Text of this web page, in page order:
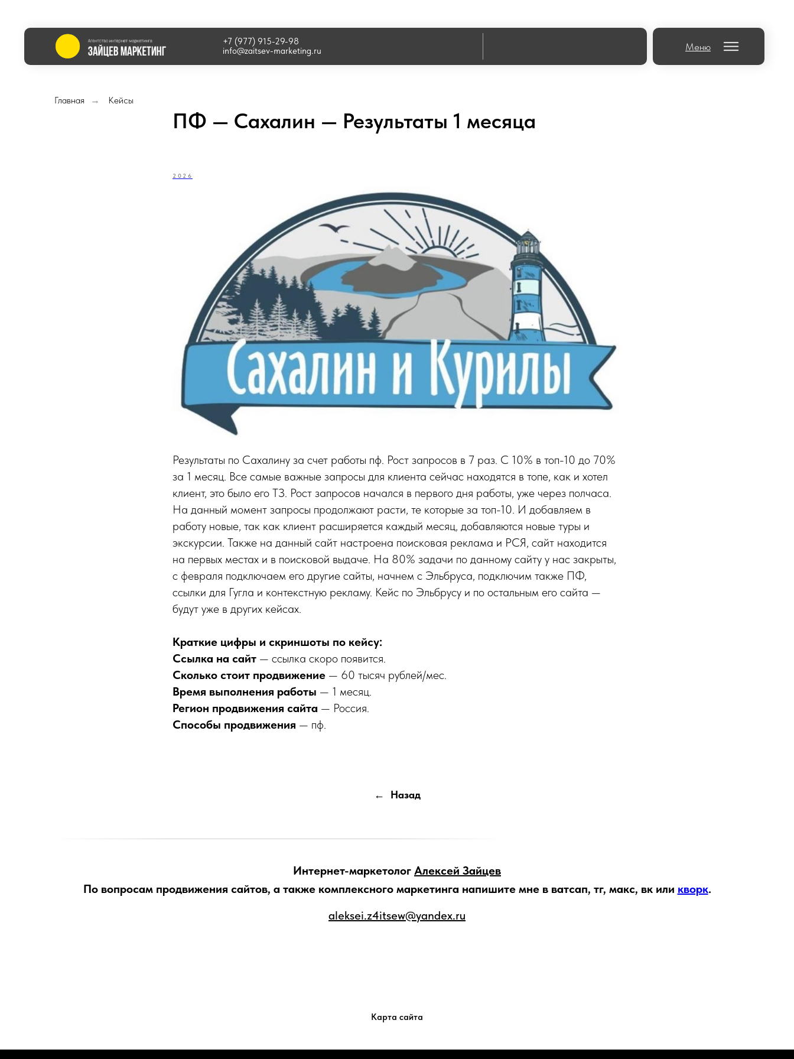
Меню
+7 (977) 915-29-98
info@zaitsev-marketing.ru
Главная → Кейсы
ПФ — Сахалин — Результаты 1 месяца
Результаты по Сахалину за счет работы пф. Рост запросов в 7 раз. С 10% в топ-10 до 70%
за 1 месяц. Все самые важные запросы для клиента сейчас находятся в топе, как и хотел
клиент, это было его ТЗ. Рост запросов начался в первого дня работы, уже через полчаса.
На данный момент запросы продолжают расти, те которые за топ-10. И добавляем в
работу новые, так как клиент расширяется каждый месяц, добавляются новые туры и
экскурсии. Также на данный сайт настроена поисковая реклама и РСЯ, сайт находится
на первых местах и в поисковой выдаче. На 80% задачи по данному сайту у нас закрыты,
с февраля подключаем его другие сайты, начнем с Эльбруса, подключим также ПФ,
ссылки для Гугла и контекстную рекламу. Кейс по Эльбрусу и по остальным его сайта —
будут уже в других кейсах.
Краткие цифры и скриншоты по кейсу:
Ссылка на сайт — ссылка скоро появится.
Сколько стоит продвижение — 60 тысяч рублей/мес.
Время выполнения работы — 1 месяц.
Регион продвижения сайта — Россия.
Способы продвижения — пф.
2026
Назад
Интернет-маркетолог Алексей Зайцев
По вопросам продвижения сайтов, а также комплексного маркетинга напишите мне в ватсап, тг, макс, вк или кворк.
aleksei.z4itsew@yandex.ru
Карта сайта